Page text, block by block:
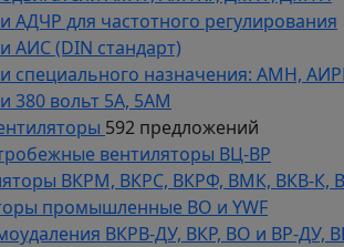
АДЧР для частотного регулирования
АИС (DIN стандарт)
специального назначения: АМН,
380 вольт 5А, 5АМ
592 предложений
вентиляторы ВЦ-ВР
ВКРМ, ВКРС, ВКРФ, ВМК, ВКВ-К,
промышленные ВО и YWF
ВКРВ-ДУ, ВКР, ВО и ВР-ДУ,